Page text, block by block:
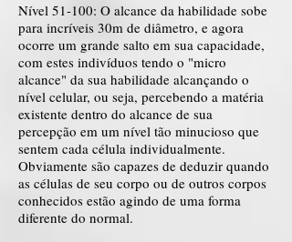
Nível 51-100: O alcance da habilidade sobe
para incríveis 30m de diâmetro, e agora
ocorre um grande salto em sua capacidade,
com estes indivíduos tendo o "micro
alcance" da sua habilidade alcançando o
nível celular, ou seja, percebendo a matéria
existente dentro do alcance de sua
percepção em um nível tão minucioso que
sentem cada célula individualmente.
Obviamente são capazes de deduzir quando
as células de seu corpo ou de outros corpos
conhecidos estão agindo de uma forma
diferente do normal.